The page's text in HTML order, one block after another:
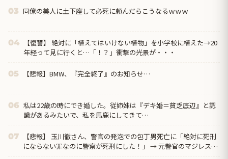
03 同僚の美人に土下座して必死に頼んだらこうなるｗｗｗ
04
【復讐】 絶対に「植えてはいけない植物」を小学校に植えた→20
年経って見に行くと…「！？」衝撃の光景が・・・
05 【悲報】BMW、『完全終了』のお知らせ…
06 私は22歳の時にでき婚した。従姉妹は『デキ婚＝貧乏底辺』と認
識があるみたいで、私を馬鹿にしてきて…
07
【悲報】 玉川徹さん、警官の発泡での包丁男死亡に「絶対に死刑
にならない罪なのに警察が死刑にした！」 → 元警官のマジレスが